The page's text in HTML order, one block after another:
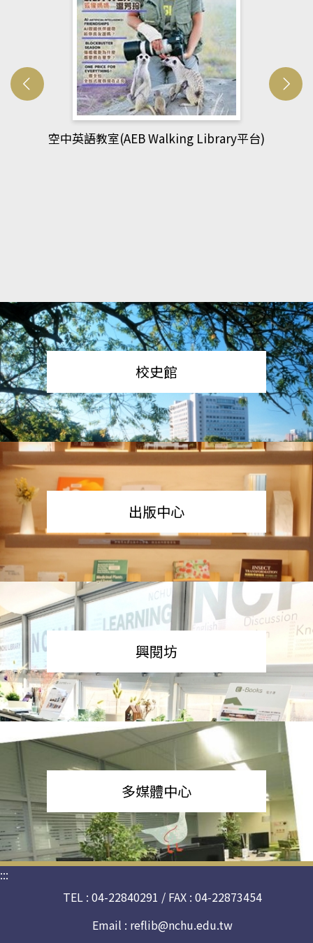
網管人(kono平台)
校史館
出版中心
興閱坊
多媒體中心
:::
TEL : 04-22840291 / FAX : 04-22873454
Email : reflib@nchu.edu.tw